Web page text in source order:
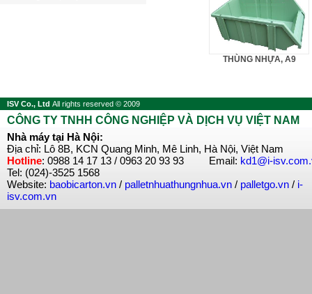
THÙNG NHỰA, A9
ISV Co., Ltd All rights reserved © 2009
CÔNG TY TNHH CÔNG NGHIỆP VÀ DỊCH VỤ VIỆT NAM
Nhà máy tại Hà Nội:
Địa chỉ: Lô 8B, KCN Quang Minh, Mê Linh, Hà Nội, Việt Nam
Hotline: 0988 14 17 13 / 0963 20 93 93 Email: kd1@i-
Tel: (024)-3525 1568
Website: baobicarton.vn / palletnhuathungnhua.vn / palletgo.vn / i-
isv.com.vn